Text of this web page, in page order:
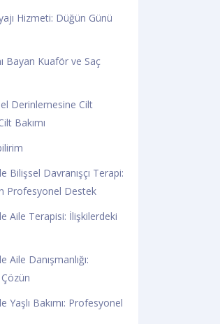
Hizmeti: Düğün Günü
Bayan Kuaför ve Saç
Derinlemesine Cilt
Bakımı
Bilişsel Davranışçı Terapi:
Profesyonel Destek
Aile Terapisi: İlişkilerdeki
Danışmanlığı:
Yaşlı Bakımı: Profesyonel